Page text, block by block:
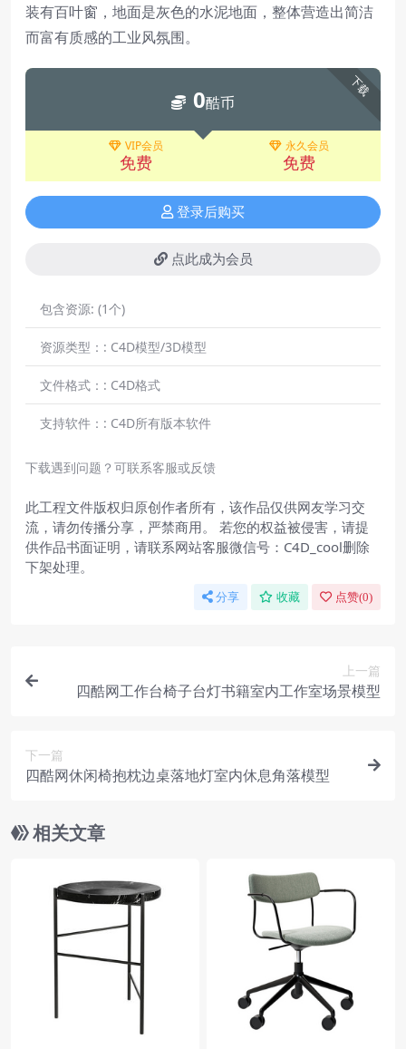
装有百叶窗，地面是灰色的水泥地面，整体营造出简洁
而富有质感的工业风氛围。
下载
0酷币
VIP会员
免费
永久会员
免费
登录后购买
点此成为会员
包含资源: (1个)
资源类型：: C4D模型/3D模型
文件格式：: C4D格式
支持软件：: C4D所有版本软件
下载遇到问题？可联系客服或反馈
此工程文件版权归原创作者所有，该作品仅供网友学习交
流，请勿传播分享，严禁商用。 若您的权益被侵害，请提
供作品书面证明，请联系网站客服微信号：C4D_cool删除
下架处理。
分享 收藏 点赞(0)
上一篇
四酷网工作台椅子台灯书籍室内工作室场景模型
下一篇
四酷网休闲椅抱枕边桌落地灯室内休息角落模型
相关文章